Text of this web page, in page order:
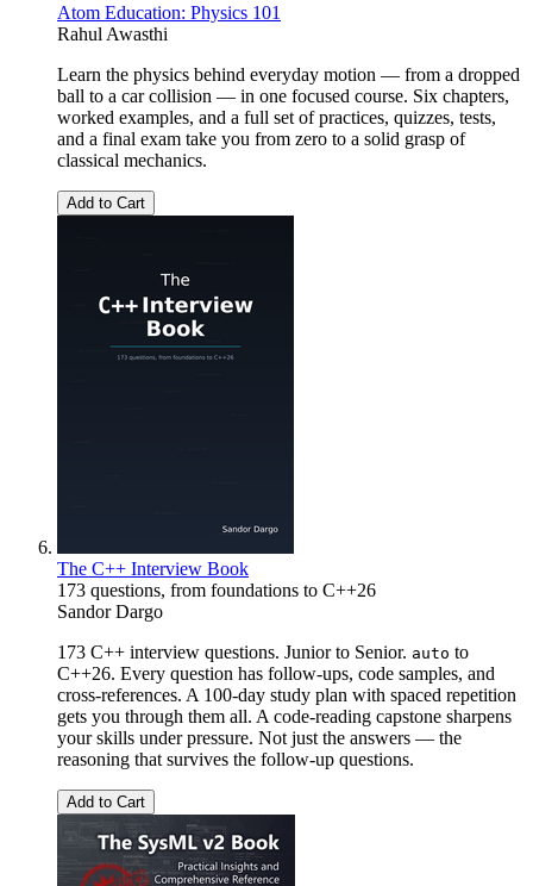
Atom Education: Physics 101
Rahul Awasthi
Learn the physics behind everyday motion — from a dropped
ball to a car collision — in one focused course. Six chapters,
worked examples, and a full set of practices, quizzes, tests,
and a final exam take you from zero to a solid grasp of
classical mechanics.
Add to Cart
The C++ Interview Book
173 questions, from foundations to C++26
Sandor Dargo
173 C++ interview questions. Junior to Senior. auto to
C++26. Every question has follow-ups, code samples, and
cross-references. A 100-day study plan with spaced repetition
gets you through them all. A code-reading capstone sharpens
your skills under pressure. Not just the answers — the
reasoning that survives the follow-up questions.
Add to Cart